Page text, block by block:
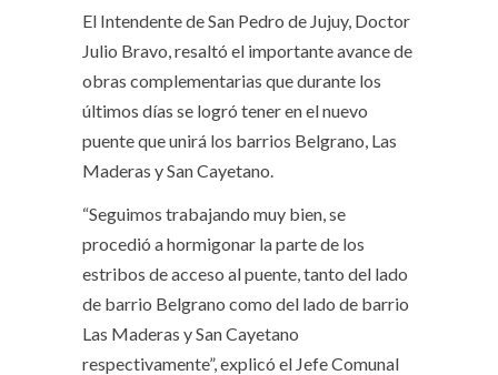
El Intendente de San Pedro de Jujuy, Doctor
Julio Bravo, resaltó el importante avance de
obras complementarias que durante los
últimos días se logró tener en el nuevo
puente que unirá los barrios Belgrano, Las
Maderas y San Cayetano.
“Seguimos trabajando muy bien, se
procedió a hormigonar la parte de los
estribos de acceso al puente, tanto del lado
de barrio Belgrano como del lado de barrio
Las Maderas y San Cayetano
respectivamente”, explicó el Jefe Comunal